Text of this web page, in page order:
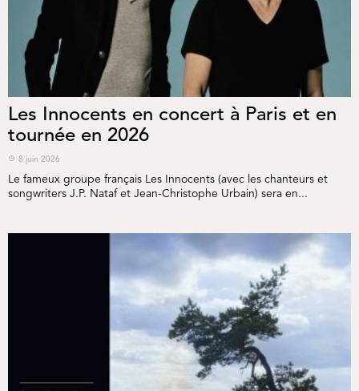
Les Innocents en concert à Paris et en
tournée en 2026
8 juin 2026
Le fameux groupe français Les Innocents (avec les chanteurs et
songwriters J.P. Nataf et Jean-Christophe Urbain) sera en...